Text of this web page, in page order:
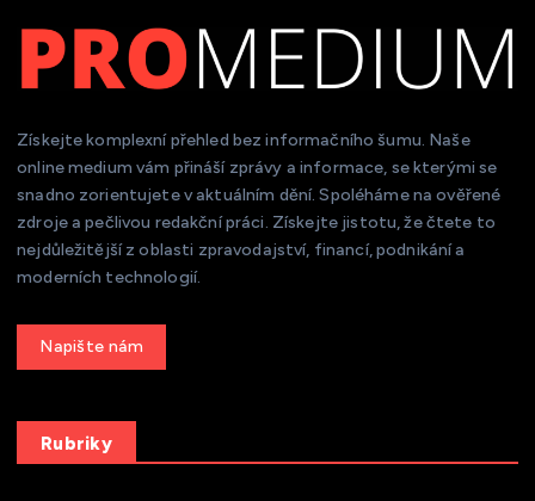
Získejte komplexní přehled bez informačního šumu. Naše
online medium vám přináší zprávy a informace, se kterými se
snadno zorientujete v aktuálním dění. Spoléháme na ověřené
zdroje a pečlivou redakční práci. Získejte jistotu, že čtete to
nejdůležitější z oblasti zpravodajství, financí, podnikání a
moderních technologií.
Get a Quote
Rubriky